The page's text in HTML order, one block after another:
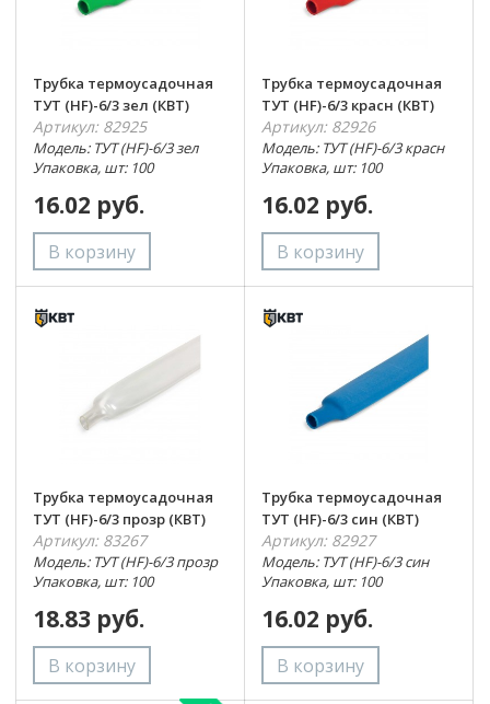
Трубка термоусадочная
ТУТ (HF)-6/3 зел (КВТ)
Артикул: 82925
Модель: ТУТ (HF)-6/3 зел
Упаковка, шт: 100
16.02 руб.
Трубка термоусадочная
ТУТ (HF)-6/3 красн (КВТ)
Артикул: 82926
Модель: ТУТ (HF)-6/3 красн
Упаковка, шт: 100
16.02 руб.
Трубка термоусадочная
ТУТ (HF)-6/3 прозр (КВТ)
Артикул: 83267
Модель: ТУТ (HF)-6/3 прозр
Упаковка, шт: 100
18.83 руб.
Трубка термоусадочная
ТУТ (HF)-6/3 син (КВТ)
Артикул: 82927
Модель: ТУТ (HF)-6/3 син
Упаковка, шт: 100
16.02 руб.